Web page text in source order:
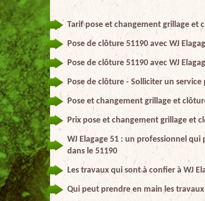
Tarif pose et changement grillage et
Pose de clôture 51190 avec WJ
Pose de clôture 51190 avec WJ
Pose de clôture - Solliciter un
Pose et changement grillage et
Prix pose et changement grillage et
WJ Elagage 51 : un professionnel
dans le 51190
Les travaux qui sont à confier à WJ
Qui peut prendre en main les